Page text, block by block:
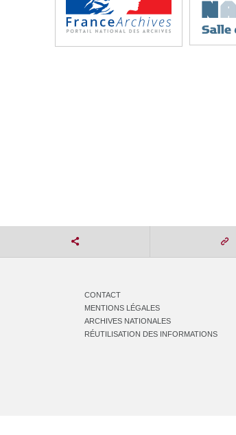
CONTACT
MENTIONS LÉGALES
ARCHIVES NATIONALES
RÉUTILISATION DES INFORMATIONS